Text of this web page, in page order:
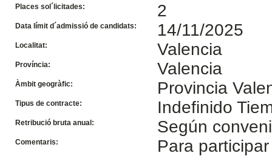
Slide32
Places sol´licitades: 2
Data límit d´admissió de candidats: 14/11/2025
Localitat: Valencia
Província: Valencia
Àmbit geogràfic: Provincia
Tipus de contracte: Indefinido
Retribució bruta anual: Según
Comentaris:
Para